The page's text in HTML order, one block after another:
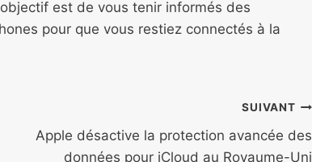
est de vous tenir informés des
pour que vous restiez connectés à la
SUIVANT
Apple désactive la protection avancée des
données pour iCloud au Royaume-Uni